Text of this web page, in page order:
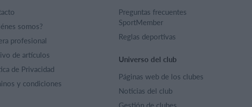
somos?
profesional
de artículos
de Privacidad
y condiciones
Preguntas frecuentes
SportMember
Reglas deportivas
Universo del club
Páginas web de los clubes
Noticias del club
Gestión de clubes